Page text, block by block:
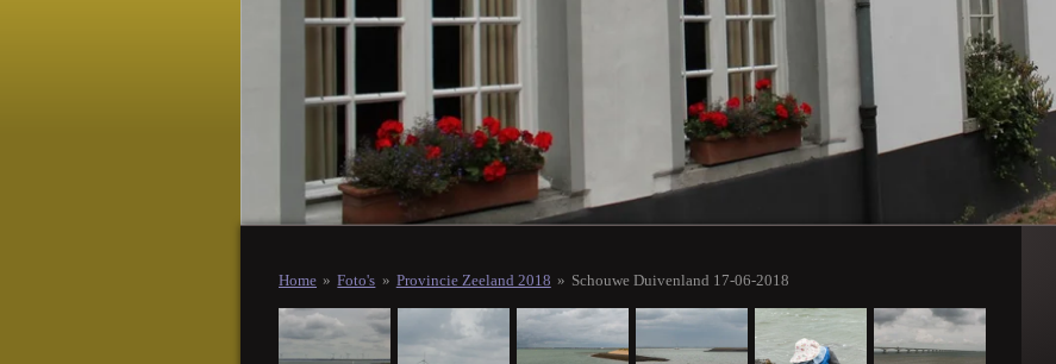
Home » Foto's » Provincie Zeeland 2018 » Schouwe Duivenland 17-06-2018